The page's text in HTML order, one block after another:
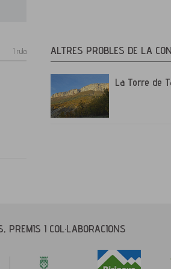
1 ruta ALTRES PROBLES DE LA
La Torre de
PREMIS I COL·LABORACIONS